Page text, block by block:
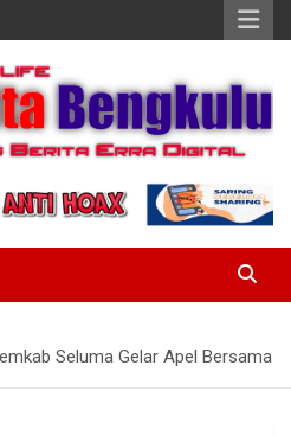
Seluma Gelar Apel Bersama